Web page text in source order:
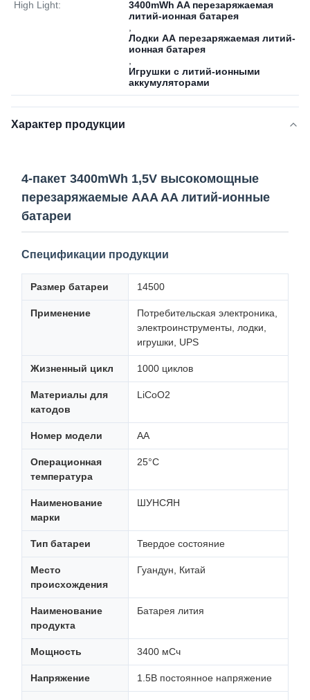
High Light:
3400mWh AA перезаряжаемая
литий-ионная батарея
Лодки АА перезаряжаемая литий-
ионная батарея
Игрушки с литий-ионными
аккумуляторами
Характер продукции
4-пакет 3400mWh 1,5V высокомощные
перезаряжаемые AAA AA литий-ионные
батареи
Спецификации продукции
Размер батареи 14500
Применение
Потребительская электроника,
электроинструменты, лодки,
игрушки, UPS
Жизненный цикл 1000 циклов
Материалы для
катодов
LiCoO2
Номер модели АА
Операционная
температура
25°C
Наименование
марки
ШУНСЯН
Тип батареи Твердое состояние
Место
происхождения
Гуандун, Китай
Наименование
продукта
Батарея лития
Мощность 3400 мСч
Напряжение 1.5В постоянное напряжение